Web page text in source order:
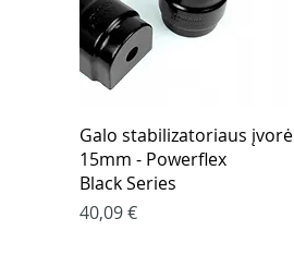
Greita peržiūra
Galo stabilizatoriaus įvorė
15mm - Powerflex
Black Series
Kaina
40,09 €